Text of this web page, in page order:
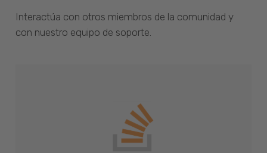
Interactúa con otros miembros de la comunidad y
con nuestro equipo de soporte.